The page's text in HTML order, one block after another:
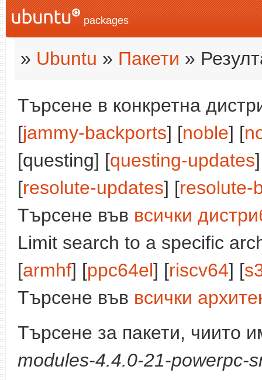
packages
» Ubuntu » Пакети »
Търсене в конкретна
[jammy-backports] [noble] [
[questing] [questing-updates
[resolute-updates] [resolute-
Търсене във всички
Limit search to a specific
[armhf] [ppc64el] [riscv64] [
Търсене във всички
Търсене за пакети, чиито
modules-4.4.0-21-powerpc-